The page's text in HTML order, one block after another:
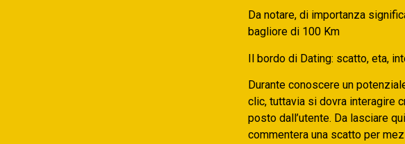
Da notare, di importanza
bagliore di 100 Km
Il bordo di Dating: scatto, eta,
Durante conoscere un
clic, tuttavia si dovra interagire
posto dall’utente. Da lasciare
commentera una scatto per